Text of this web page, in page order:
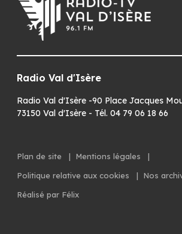
Radio Val d'Isère
Radio Val d'Isère -90 Place Jacques
73150 Val d'Isère - Tél. 04 79 06 18 66
Plan de site | Mentions légales
|
Politique relative aux cookies
| Nos
Réalisé par Félix